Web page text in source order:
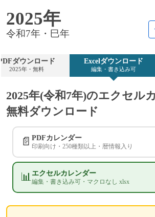
2025年
令和7年・巳年
ダウンロード
2025年・無料
Excelダウンロード
編集・書き込み可
2025年(令和7年)のエクセル
無料ダウンロード
📄 PDFカレンダー
印刷向け・250種類以上・暦情報入り
📊 エクセルカレンダー
編集・書き込み可・マクロなし xlsx